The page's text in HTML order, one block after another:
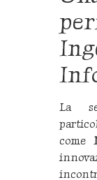
La
come